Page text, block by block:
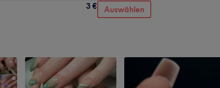
3 € Auswählen